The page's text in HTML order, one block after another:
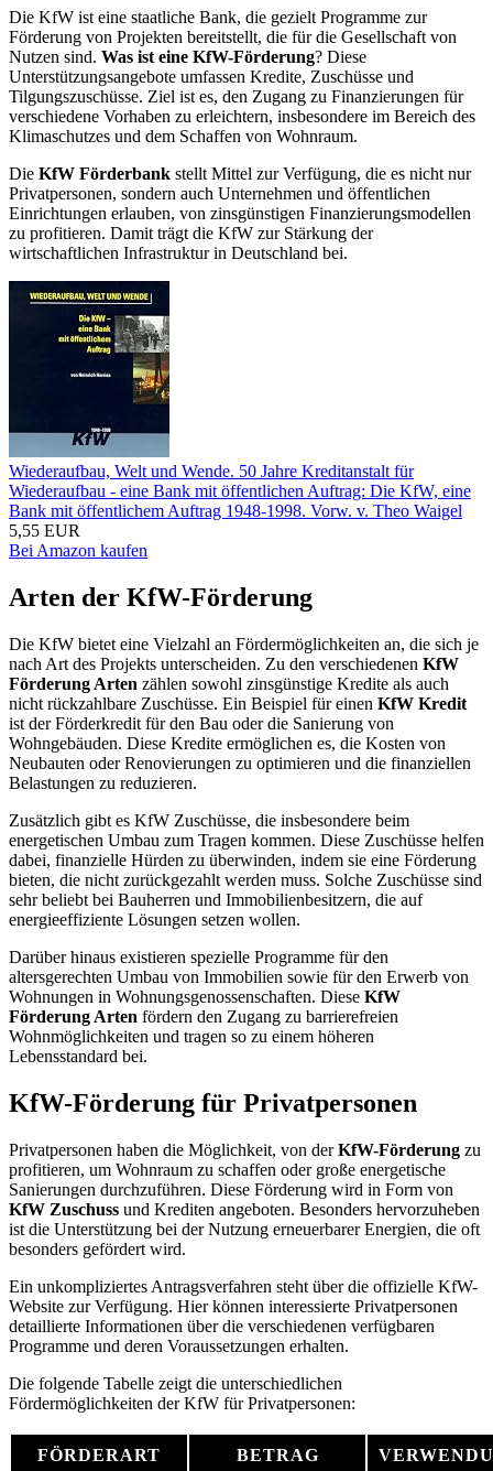
Die KfW ist eine staatliche Bank, die gezielt Programme zur
Förderung von Projekten bereitstellt, die für die Gesellschaft von
Nutzen sind. Was ist eine KfW-Förderung? Diese
Unterstützungsangebote umfassen Kredite, Zuschüsse und
Tilgungszuschüsse. Ziel ist es, den Zugang zu Finanzierungen für
verschiedene Vorhaben zu erleichtern, insbesondere im Bereich des
Klimaschutzes und dem Schaffen von Wohnraum.
Die KfW Förderbank stellt Mittel zur Verfügung, die es nicht nur
Privatpersonen, sondern auch Unternehmen und öffentlichen
Einrichtungen erlauben, von zinsgünstigen Finanzierungsmodellen
zu profitieren. Damit trägt die KfW zur Stärkung der
wirtschaftlichen Infrastruktur in Deutschland bei.
Wiederaufbau, Welt und Wende. 50 Jahre Kreditanstalt für
Wiederaufbau - eine Bank mit öffentlichen Auftrag: Die KfW, eine
Bank mit öffentlichem Auftrag 1948-1998. Vorw. v. Theo Waigel
5,55 EUR
Bei Amazon kaufen
Arten der KfW-Förderung
Die KfW bietet eine Vielzahl an Fördermöglichkeiten an, die sich je
nach Art des Projekts unterscheiden. Zu den verschiedenen KfW
Förderung Arten zählen sowohl zinsgünstige Kredite als auch
nicht rückzahlbare Zuschüsse. Ein Beispiel für einen KfW Kredit
ist der Förderkredit für den Bau oder die Sanierung von
Wohngebäuden. Diese Kredite ermöglichen es, die Kosten von
Neubauten oder Renovierungen zu optimieren und die finanziellen
Belastungen zu reduzieren.
Zusätzlich gibt es KfW Zuschüsse, die insbesondere beim
energetischen Umbau zum Tragen kommen. Diese Zuschüsse helfen
dabei, finanzielle Hürden zu überwinden, indem sie eine Förderung
bieten, die nicht zurückgezahlt werden muss. Solche Zuschüsse sind
sehr beliebt bei Bauherren und Immobilienbesitzern, die auf
energieeffiziente Lösungen setzen wollen.
Darüber hinaus existieren spezielle Programme für den
altersgerechten Umbau von Immobilien sowie für den Erwerb von
Wohnungen in Wohnungsgenossenschaften. Diese KfW
Förderung Arten fördern den Zugang zu barrierefreien
Wohnmöglichkeiten und tragen so zu einem höheren
Lebensstandard bei.
KfW-Förderung für Privatpersonen
Privatpersonen haben die Möglichkeit, von derKfW-Förderung zu
profitieren, um Wohnraum zu schaffen oder große energetische
Sanierungen durchzuführen. Diese Förderung wird in Form von
KfW Zuschuss und Krediten angeboten. Besonders hervorzuheben
ist die Unterstützung bei der Nutzung erneuerbarer Energien, die oft
besonders gefördert wird.
Ein unkompliziertes Antragsverfahren steht über die offizielle KfW-
Website zur Verfügung. Hier können interessierte Privatpersonen
detaillierte Informationen über die verschiedenen verfügbaren
Programme und deren Voraussetzungen erhalten.
Die folgende Tabelle zeigt die unterschiedlichen
Fördermöglichkeiten der KfW für Privatpersonen:
FÖRDERART BETRAG